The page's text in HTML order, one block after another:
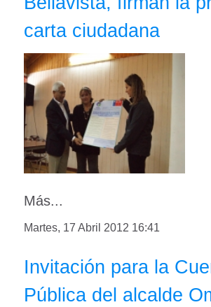
carta ciudadana
Más...
Martes, 17 Abril 2012 16:41
Invitación para la
Pública del alcalde